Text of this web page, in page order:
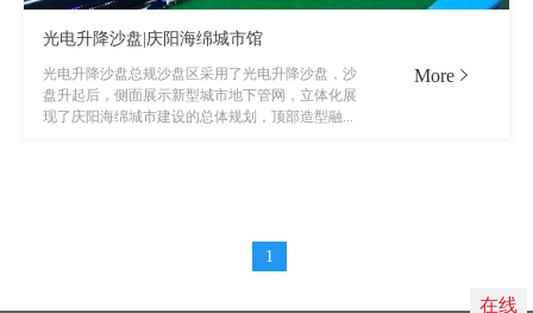
光电升降沙盘|庆阳海绵城市馆
光电升降沙盘总规沙盘区采用了光电升降沙盘，沙
盘升起后，侧面展示新型城市地下管网，立体化展
现了庆阳海绵城市建设的总体规划，顶部造型融...
More
1
在线